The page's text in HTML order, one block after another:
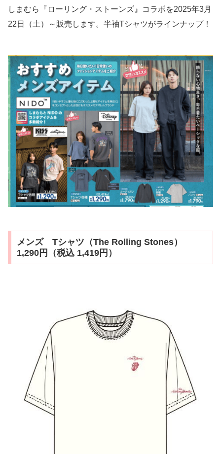
しまむら『ローリング・ストーンズ』コラボを2025年3月
22日（土）～販売します。半袖Tシャツがラインナップ！
メンズ Tシャツ（The Rolling Stones）
1,290円（税込 1,419円）